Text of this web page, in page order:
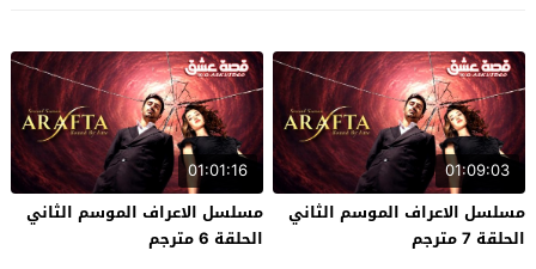
01:09:03
مسلسل الاعراف الموسم الثاني
الحلقة 7 مترجم
01:01:16
مسلسل الاعراف الموسم الثاني
الحلقة 6 مترجم